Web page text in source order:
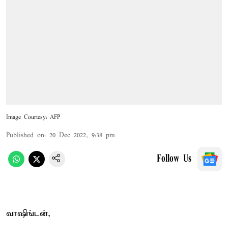
Image Courtesy: AFP
Published on: 20 Dec 2022, 9:38 pm
Follow Us
வாஷிங்டன்,